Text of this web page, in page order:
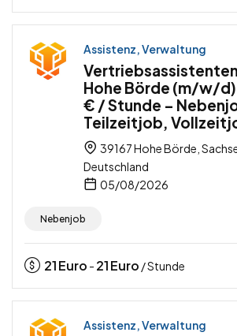
Assistenz, Verwaltung
Hohe Börde (m/w/
€ / Stunde –
Teilzeitjob,
39167 Hohe Börde,
Deutschland
05/08/2026
Nebenjob
21Euro - 21Euro / Stunde
Assistenz, Verwaltung